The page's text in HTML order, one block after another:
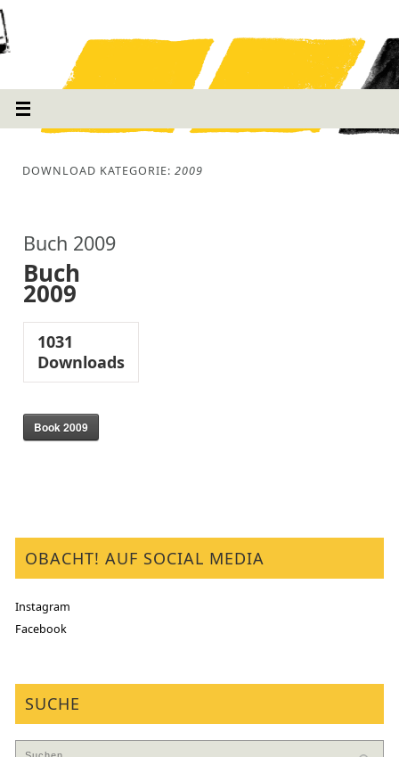
DOWNLOAD KATEGORIE: 2009
Buch 2009
Buch
2009
1031
Downloads
Book 2009
OBACHT! AUF SOCIAL MEDIA
Instagram
Facebook
SUCHE